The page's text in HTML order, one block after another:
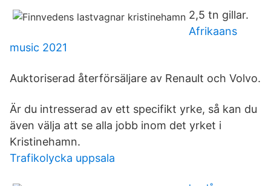
2,5 tn gillar.
Afrikaans
music 2021
Auktoriserad återförsäljare av Renault och Volvo.
Är du intresserad av ett specifikt yrke, så kan du
även välja att se alla jobb inom det yrket i
Kristinehamn.
Trafikolycka uppsala